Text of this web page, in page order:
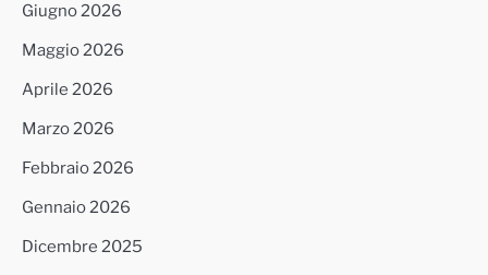
Giugno 2026
Maggio 2026
Aprile 2026
Marzo 2026
Febbraio 2026
Gennaio 2026
Dicembre 2025